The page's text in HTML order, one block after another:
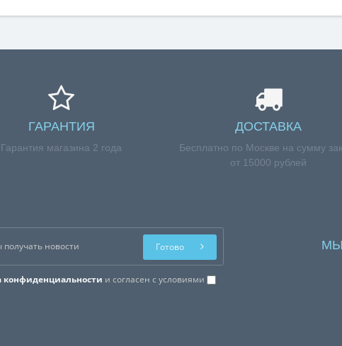
ГАРАНТИЯ
Гарантия магазина 2 года
ДОСТАВКА
Бесплатно по Москве на сумму
от 15000 рублей
конфиденциальности и согласен с условиями
Готово